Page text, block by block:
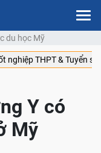
du học Mỹ
nghiệp THPT & Tuyển
Y có
Mỹ